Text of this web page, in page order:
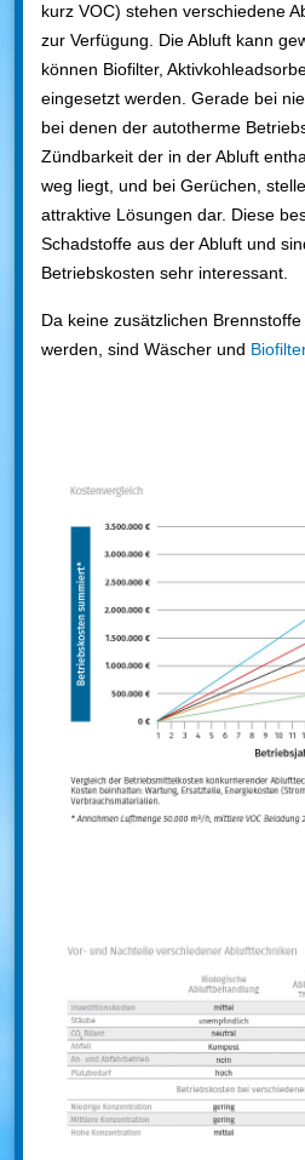
kurz VOC) stehen verschiedene
zur Verfügung. Die Abluft kann
können Biofilter,
eingesetzt werden. Gerade bei
bei denen der autotherme
Zündbarkeit der in der Abluft
weg liegt, und bei Gerüchen,
attraktive Lösungen dar. Diese
Schadstoffe aus der Abluft und
Betriebskosten sehr interessant.
Da keine zusätzlichen
werden, sind Wäscher und